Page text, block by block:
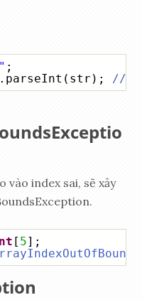
;
//
vào index sai, sẽ xảy
[ 5];